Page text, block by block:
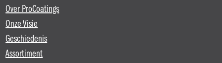
Over ProCoatings
Onze Visie
Geschiedenis
Assortiment